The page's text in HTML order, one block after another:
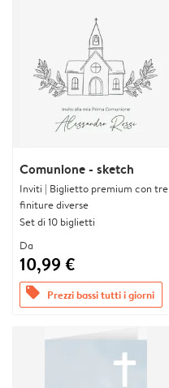
Comunione - sketch
Inviti | Biglietto premium con tre
finiture diverse
Set di 10 biglietti
Da
10,99 €
offers Prezzi bassi tutti i giorni